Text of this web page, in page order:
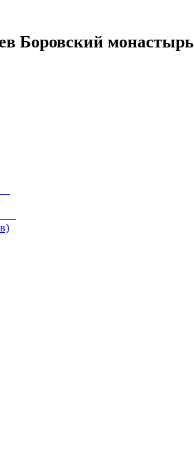
Боровский монастырь